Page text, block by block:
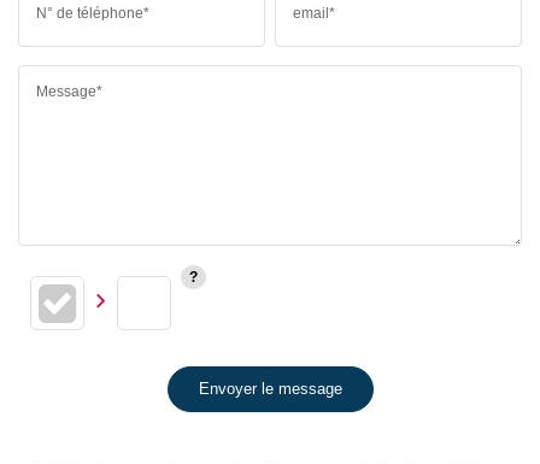
N° de téléphone* email*
Message*
Envoyer le message